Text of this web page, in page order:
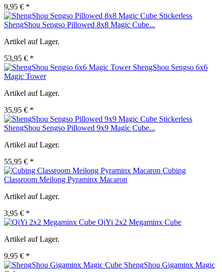
9,95 € *
ShengShou Sengso Pillowed 8x8 Magic Cube...
Artikel auf Lager.
53,95 € *
ShengShou Sengso 6x6
Magic Tower
Artikel auf Lager.
35,95 € *
ShengShou Sengso Pillowed 9x9 Magic Cube...
Artikel auf Lager.
55,95 € *
Cubing
Classroom Meilong Pyraminx Macaron
Artikel auf Lager.
3,95 € *
QiYi 2x2 Megaminx Cube
Artikel auf Lager.
9,95 € *
ShengShou Gigaminx Magic